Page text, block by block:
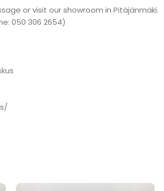
or visit our showroom in Pitäjänmäki.
050 306 2654)